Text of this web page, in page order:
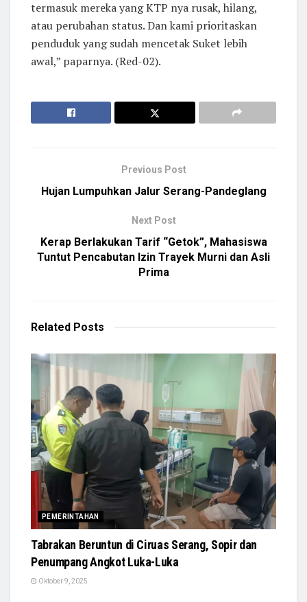
termasuk mereka yang KTP nya rusak, hilang,
atau perubahan status. Dan kami prioritaskan
penduduk yang sudah mencetak Suket lebih
awal,” paparnya. (Red-02).
Previous Post
Hujan Lumpuhkan Jalur Serang-Pandeglang
Next Post
Kerap Berlakukan Tarif “Getok”, Mahasiswa
Tuntut Pencabutan Izin Trayek Murni dan Asli
Prima
Related Posts
PEMERINTAHAN
Tabrakan Beruntun di Ciruas Serang, Sopir dan
Penumpang Angkot Luka-Luka
Oktober 9, 2025